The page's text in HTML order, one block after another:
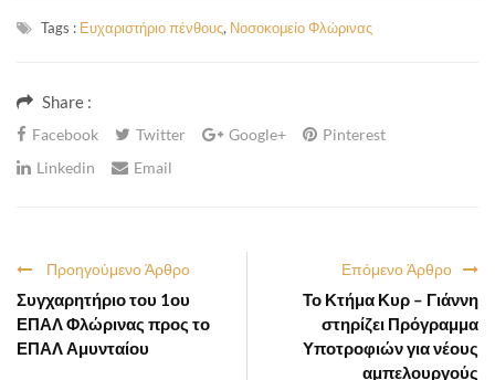
Tags : Ευχαριστήριο πένθους, Νοσοκομείο Φλώρινας
Share :
Facebook Twitter Google+
Pinterest
Linkedin
Email
Επόμενο Άρθρο
Το Κτήμα Κυρ – Γιάννη
στηρίζει Πρόγραμμα
Υποτροφιών για νέους
αμπελουργούς
Προηγούμενο Άρθρο
Συγχαρητήριο του 1ου
ΕΠΑΛ Φλώρινας προς το
ΕΠΑΛ Αμυνταίου